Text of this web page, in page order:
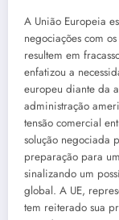
A União Europeia
negociações com
resultem em
enfatizou a
europeu diante da
administração
tensão comercial
solução negociada
preparação para
sinalizando um
global. A UE,
tem reiterado sua